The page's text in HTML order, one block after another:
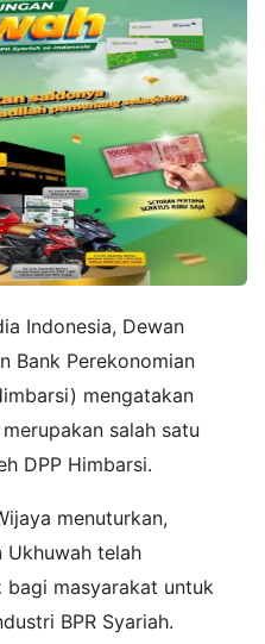
Indonesia, Dewan
Bank Perekonomian
mengatakan
salah satu
DPP Himbarsi.
menuturkan,
Ukhuwah telah
bagi masyarakat untuk
BPR Syariah.